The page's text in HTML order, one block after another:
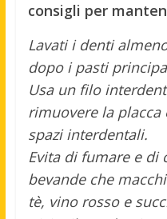
consigli per
Lavati i denti
dopo i pasti
Usa un filo
rimuovere la
spazi interdentali.
Evita di fumare e di
bevande che
tè, vino rosso e